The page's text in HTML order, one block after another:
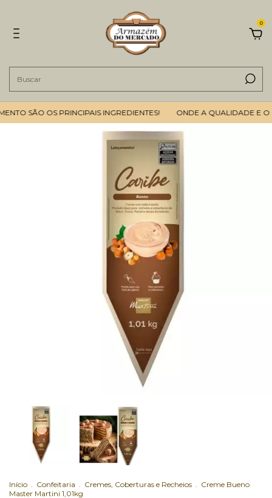
0
SÃO OS PRINCIPAIS INGREDIENTES! ONDE A QUALIDADE E O
Início . Confeitaria . Cremes, Coberturas e Recheios . Creme Bueno
Master Martini 1,01kg